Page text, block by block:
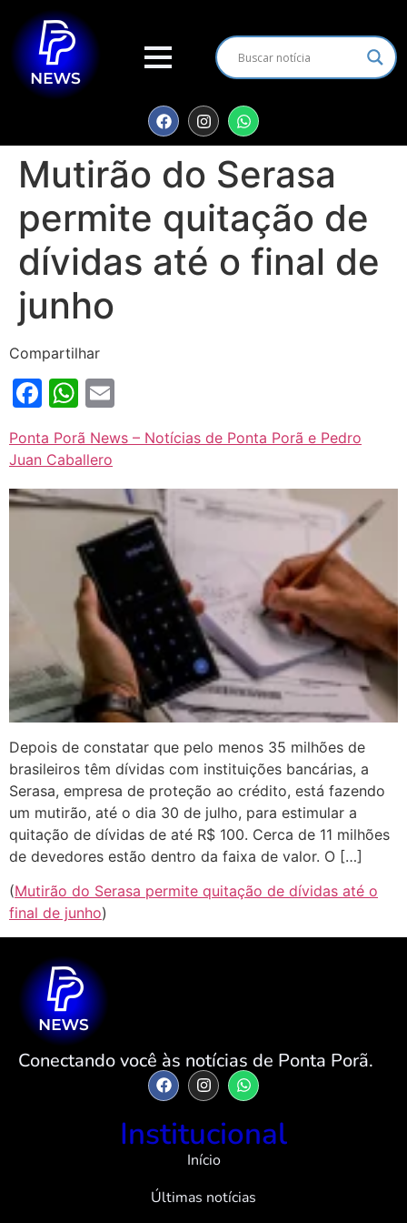
Mutirão do Serasa
permite quitação de
dívidas até o final de
junho
Compartilhar
Facebook
WhatsApp
Ponta Porã News – Notícias de Ponta Porã e Pedro
Juan Caballero
Depois de constatar que pelo menos 35 milhões de
brasileiros têm dívidas com instituições bancárias, a
Serasa, empresa de proteção ao crédito, está fazendo
um mutirão, até o dia 30 de julho, para estimular a
quitação de dívidas de até R$ 100. Cerca de 11 milhões
de devedores estão dentro da faixa de valor. O […]
(Mutirão do Serasa permite quitação de dívidas até o
final de junho)
Conectando você às notícias de Ponta Porã.
Institucional
Início
Últimas notícias